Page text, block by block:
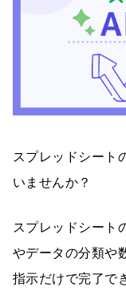
スプレッドシート
いませんか？
スプレッドシート
やデータの分類や
指示だけで完了で